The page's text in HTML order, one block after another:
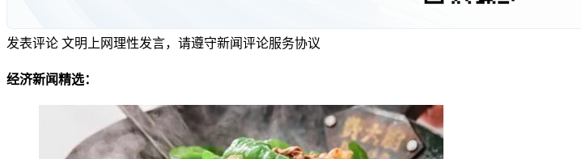
发表评论 文明上网理性发言，请遵守新闻评论服务协议
经济新闻精选：